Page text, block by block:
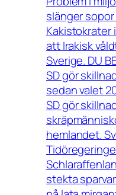
slänger
Kakistokrater
att Irakisk
Sverige. DU
SD gör
sedan valet
SD gör
hemlandet.
stekta